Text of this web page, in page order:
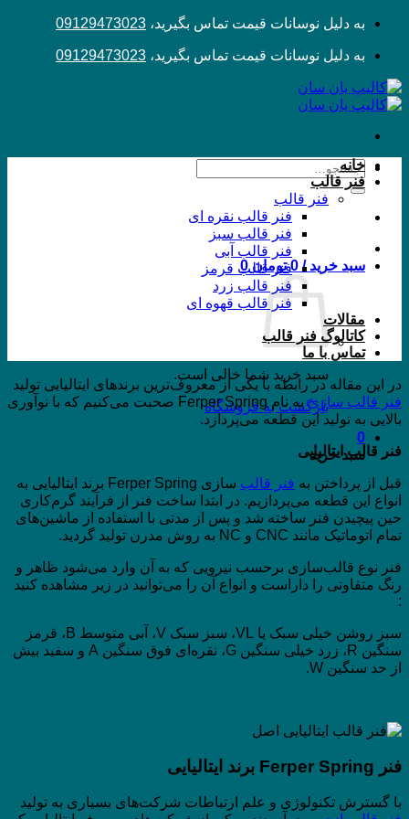
Skip
content
به دلیل نوسانات قیمت تماس بگیرید، 09129473023
به دلیل نوسانات قیمت تماس بگیرید، 09129473023
جستجو
برای:
سبد خرید / 0 تومان 0
سبد خرید شما خالی است.
بازگشت به فروشگاه
0
سبد خرید
خانه
فنر قالب
فنر قالب
فنر قالب نقره ای
فنر قالب سبز
فنر قالب آبی
فنر قالب قرمز
فنر قالب زرد
فنر قالب قهوه ای
مقالات
کاتالوگ فنر قالب
تماس با ما
در این مقاله در رابطه با یکی از معروف‌ترین برندهای ایتالیایی تولید
فنر قالب سازی
به نام Ferper Spring صحبت می‌کنیم که با نوآوری
بالایی به تولید این قطعه می‌پردازد.
فنر قالب ایتالیایی
قبل از پرداختن به فنر قالب
سازی Ferper Spring برند ایتالیایی به
انواع این قطعه می‌پردازیم. در ابتدا ساخت فنر از فرآیند گرم‌کاری
حین پیچیدن فنر ساخته شد و پس از مدتی با استفاده از ماشین‌های
تمام اتوماتیک مانند CNC و NC به روش مدرن تولید گردید.
فنر نوع قالب‌سازی برحسب نیرویی که به آن وارد می‌شود ظاهر و
رنگ متفاوتی را داراست و انواع آن را می‌توانید در زیر مشاهده کنید
:
سبز روشن خیلی سبک یا VL، سبز سبک V، آبی متوسط B، قرمز
سنگین R، زرد خیلی سنگین G، نقره‌ای فوق سنگین A و سفید بیش
از حد سنگین W.
فنر Ferper Spring برند ایتالیایی
با گسترش تکنولوژی و علم ارتباطات شرکت‌های بسیاری به تولید